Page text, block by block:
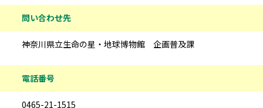
問い合わせ先
神奈川県立生命の星・地球博物館 企画普及課
電話番号
0465-21-1515